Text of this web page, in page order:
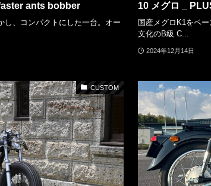
ants bobber
し、コンパクトにした一台。オー
10 メグロ _
国産メグロK1をベ
文化のB級 C...
2024年12月14日
CUSTOM